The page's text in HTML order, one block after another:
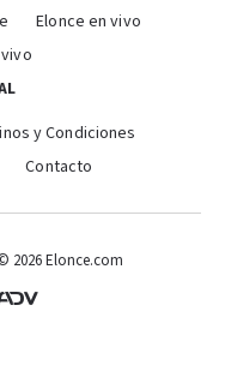
Elonce en vivo
y Condiciones
Contacto
2026 Elonce.com